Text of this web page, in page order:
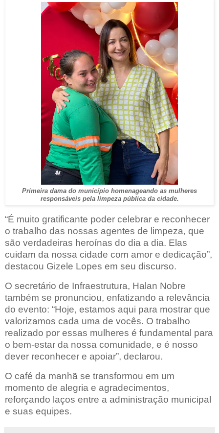
Primeira dama do município homenageando as mulheres
responsáveis pela limpeza pública da cidade.
“É muito gratificante poder celebrar e reconhecer
o trabalho das nossas agentes de limpeza, que
são verdadeiras heroínas do dia a dia. Elas
cuidam da nossa cidade com amor e dedicação”,
destacou Gizele Lopes em seu discurso.
O secretário de Infraestrutura, Halan Nobre
também se pronunciou, enfatizando a relevância
do evento: “Hoje, estamos aqui para mostrar que
valorizamos cada uma de vocês. O trabalho
realizado por essas mulheres é fundamental para
o bem-estar da nossa comunidade, e é nosso
dever reconhecer e apoiar”, declarou.
O café da manhã se transformou em um
momento de alegria e agradecimentos,
reforçando laços entre a administração municipal
e suas equipes.